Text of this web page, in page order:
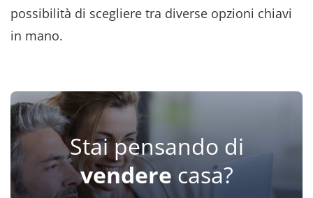
possibilità di scegliere tra diverse opzioni chiavi
in mano.
Stai pensando di
vendere casa?